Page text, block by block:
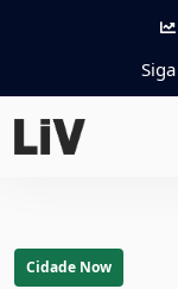
Siga
Cidade Now